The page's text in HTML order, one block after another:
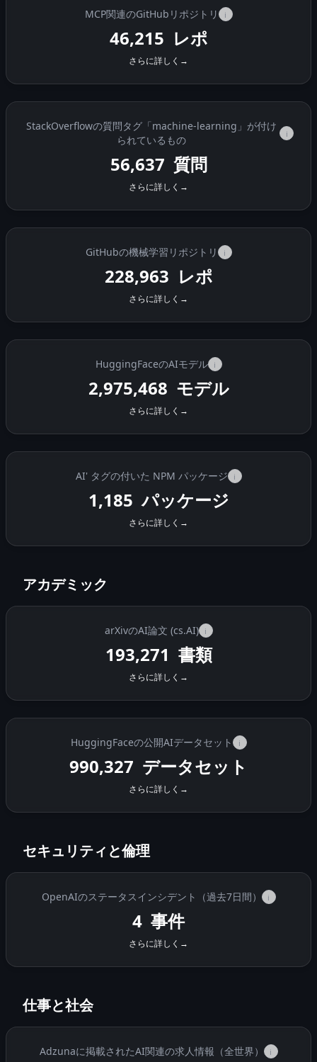
MCP関連のGitHubリポジトリ i
46,215 レポ
さらに詳しく →
StackOverflowの質問タグ「machine-learning」が付け
られているもの
i
56,637 質問
さらに詳しく →
GitHubの機械学習リポジトリ i
228,963 レポ
さらに詳しく →
HuggingFaceのAIモデル i
2,975,468 モデル
さらに詳しく →
AI' タグの付いた NPM パッケージ i
1,185 パッケージ
さらに詳しく →
アカデミック
arXivのAI論文 (cs.AI) i
193,271 書類
さらに詳しく →
HuggingFaceの公開AIデータセット i
990,327 データセット
さらに詳しく →
セキュリティと倫理
OpenAIのステータスインシデント（過去7日間） i
4 事件
さらに詳しく →
仕事と社会
Adzunaに掲載されたAI関連の求人情報（全世界） i